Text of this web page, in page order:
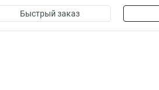
Быстрый заказ